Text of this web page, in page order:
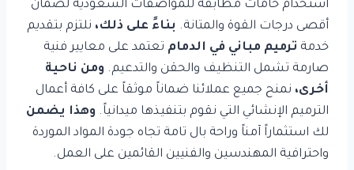
استخدام خامات مطابقة للمواصفات السعودية لضمان
أقصى درجات القوة والمتانة. بناءً على ذلك، نلتزم بتقديم
خدمة ترميم مباني في الدمام تعتمد على معايير فنية
صارمة تشمل التنظيف والحقن والتدعيم. ومن ناحية
أخرى، نمنح جميع عملائنا ضماناً موثقاً على كافة أعمال
الترميم الإنشائي التي نقوم بتنفيذها ميدانياً. وهذا يضمن
لك استثماراً آمناً وراحة بال تامة تجاه جودة المواد الموردة
واحترافية المهندسين والفنيين القائمين على العمل.